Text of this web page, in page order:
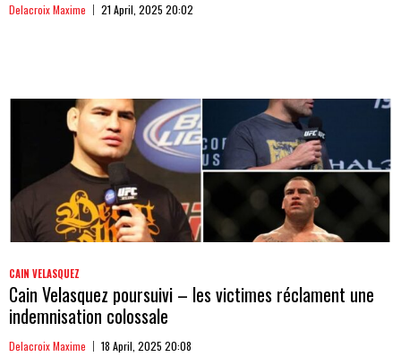
Delacroix Maxime 21 April, 2025 20:02
CAIN VELASQUEZ
Cain Velasquez poursuivi – les victimes réclament une
indemnisation colossale
Delacroix Maxime 18 April, 2025 20:08